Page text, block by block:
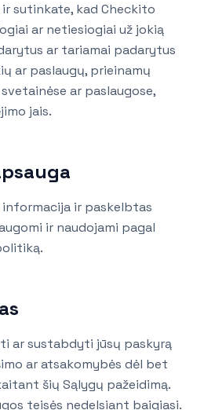
sutinkate, kad Checkito
ar netiesiogiai už jokią
ar tariamai padarytus
ar paslaugų, prieinamų
ar paslaugose,
jais.
ir paskelbtas
ir naudojami pagal
ar sustabdyti jūsų paskyrą
ar atsakomybės dėl bet
šių Sąlygų pažeidimą.
teisės nedelsiant baigiasi.